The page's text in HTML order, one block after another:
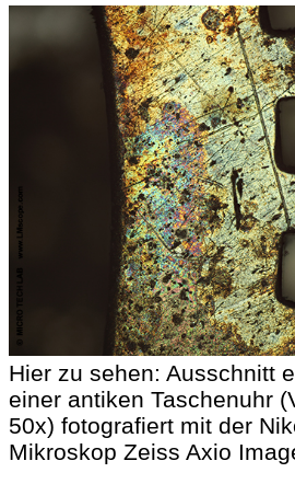
Hier zu sehen: Ausschnitt
einer antiken Taschenuhr
50x) fotografiert mit der
Mikroskop Zeiss Axio